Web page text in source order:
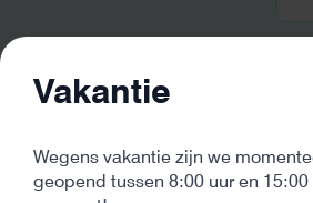
Vakantie
Wegens vakantie zijn we
geopend tussen 8:00 uur en 15:00